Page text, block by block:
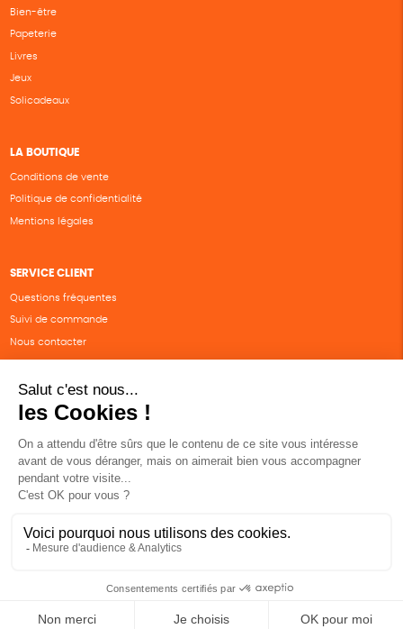
Bien-être
Papeterie
Livres
Jeux
Solicadeaux
LA BOUTIQUE
Conditions de vente
Politique de confidentialité
Mentions légales
SERVICE CLIENT
Questions fréquentes
Suivi de commande
Nous contacter
SUIVEZ-NOUS
Une boutique élaborée avec par RGOODS
DESCRIPTION CARACTÉRISTIQUES AVIS CLIENTS